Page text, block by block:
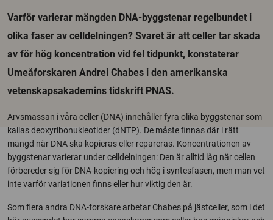
Varför varierar mängden DNA-byggstenar regelbundet i
olika faser av celldelningen? Svaret är att celler tar skada
av för hög koncentration vid fel tidpunkt, konstaterar
Umeåforskaren Andrei Chabes i den amerikanska
vetenskapsakademins tidskrift PNAS.
Arvsmassan i våra celler (DNA) innehåller fyra olika byggstenar som
kallas deoxyribonukleotider (dNTP). De måste finnas där i rätt
mängd när DNA ska kopieras eller repareras. Koncentrationen av
byggstenar varierar under celldelningen: Den är alltid låg när cellen
förbereder sig för DNA-kopiering och hög i syntesfasen, men man vet
inte varför variationen finns eller hur viktig den är.
Som flera andra DNA-forskare arbetar Chabes på jästceller, som i det